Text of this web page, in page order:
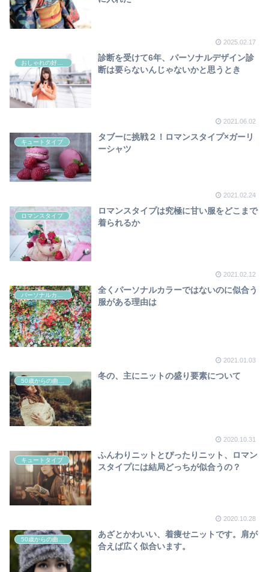
2025.02.17
診断を受けて6年、パーソナルデザイン診
断は要らないんじゃないかと思うとき
2021.06.02
キュートタイプ
タブーに挑戦２！ロマンスタイプ×ガーリ
ーシャツ
2021.02.24
ロマンスタイプ
ロマンスタイプは究極に甘い服をどこまで
着られるか
2021.02.12
全くパーソナルカラーではないのに似合う
服がある理由は
2021.01.03
50歳からの曲線系おしゃれ
冬の、主にニットの盛り要素について
2020.10.31
キュートタイプ
ふんわりニットとぴったりニット、ロマン
スタイプには結局どっちが似合うの？
2020.10.28
50歳からの曲線系おしゃれ
あざとかわいい、着痩せニットです。肩が
合えば広く似合います。